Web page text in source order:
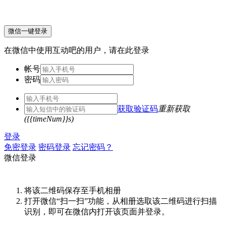
微信一键登录
在微信中使用互动吧的用户，请在此登录
帐号
密码
获取验证码重新获取
({{timeNum}}s)
登录
免密登录 密码登录 忘记密码？
微信登录
将该二维码保存至手机相册
打开微信“扫一扫”功能，从相册选取该二维码进行扫描
识别，即可在微信内打开该页面并登录。